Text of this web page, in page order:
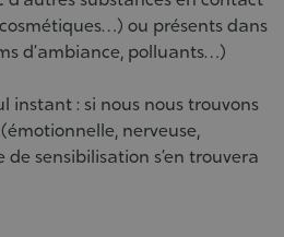
ou présents dans
d’ambiance, polluants…)
instant : si nous nous trouvons
nerveuse,
sensibilisation s’en trouvera